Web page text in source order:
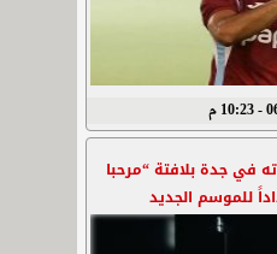
م
في جدة بلافتة “مرحبا
للموسم الجديد